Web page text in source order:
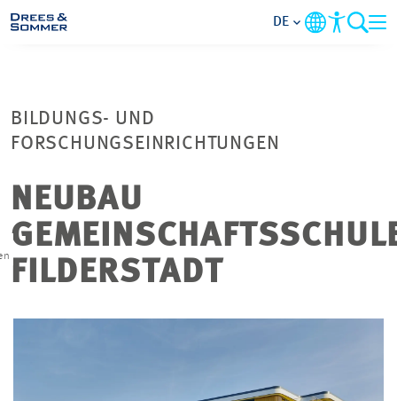
SERVICES
IM FOKUS
KONTAKT
DE
BILDUNGS- UND
FORSCHUNGSEINRICHTUNGEN
NEUBAU
FILDERSTADT